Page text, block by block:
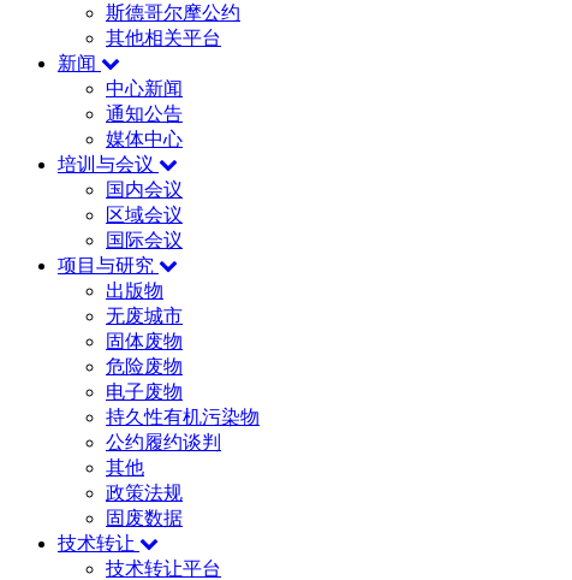
斯德哥尔摩公约
其他相关平台
新闻
中心新闻
通知公告
媒体中心
培训与会议
国内会议
区域会议
国际会议
项目与研究
出版物
无废城市
固体废物
危险废物
电子废物
持久性有机污染物
公约履约谈判
其他
政策法规
固废数据
技术转让
技术转让平台